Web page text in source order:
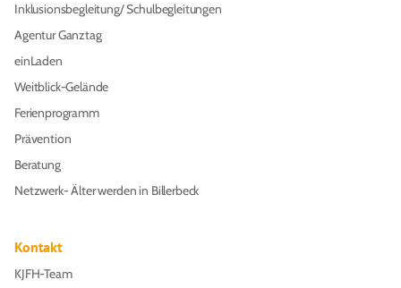
Inklusionsbegleitung/ Schulbegleitungen
Agentur Ganztag
einLaden
Weitblick-Gelände
Ferienprogramm
Prävention
Beratung
Netzwerk- Älter werden in Billerbeck
Kontakt
KJFH-Team